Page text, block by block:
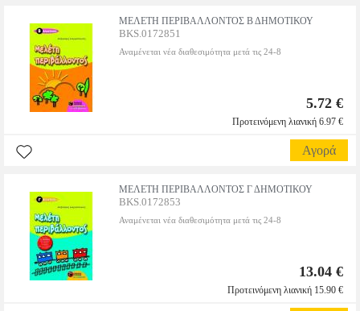
ΜΕΛΕΤΗ ΠΕΡΙΒΑΛΛΟΝΤΟΣ Β ΔΗΜΟΤΙΚΟΥ
BKS.0172851
Αναμένεται νέα διαθεσιμότητα μετά τις 24-8
5.72 €
Προτεινόμενη λιανική 6.97 €
Αγορά
ΜΕΛΕΤΗ ΠΕΡΙΒΑΛΛΟΝΤΟΣ Γ ΔΗΜΟΤΙΚΟΥ
BKS.0172853
Αναμένεται νέα διαθεσιμότητα μετά τις 24-8
13.04 €
Προτεινόμενη λιανική 15.90 €